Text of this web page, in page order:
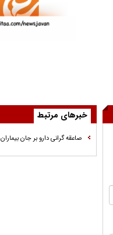
خبرهای مرتبط
صاعقه گرانی دارو بر جان بیماران